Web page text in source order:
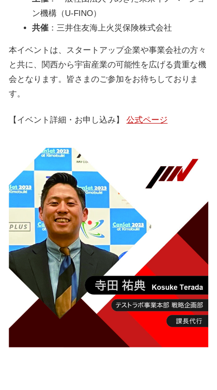
ン機構（U-FINO）
共催：三井住友海上火災保険株式会社
本イベントは、スタートアップ企業や事業会社の方々
と共に、関西から宇宙産業の可能性を広げる貴重な機
会となります。皆さまのご参加をお待ちしておりま
す。
【イベント詳細・お申し込み】 公式ページ